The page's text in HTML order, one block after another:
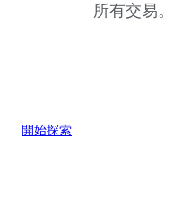
所有交易。
開始探索